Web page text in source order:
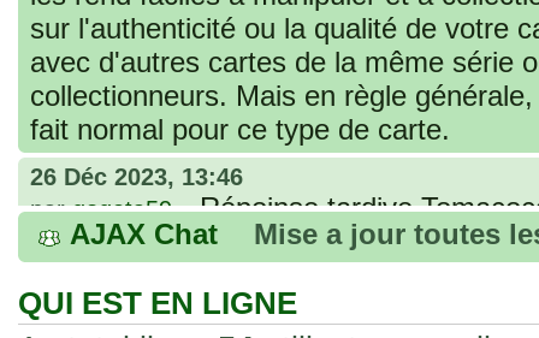
sur l'authenticité ou la qualité de votre
avec d'autres cartes de la même série
collectionneurs. Mais en règle
fait normal pour ce type de carte.
26 Déc 2023, 13:46
pargogeta59»Répoinse tardive
acheter une réédition de cette Hondan ?
02 Juin 2023, 14:17
parTomacoco»Bonjour j'ai commandé
AJAX Chat Mise a jour toutes
QUI EST EN LIGNE